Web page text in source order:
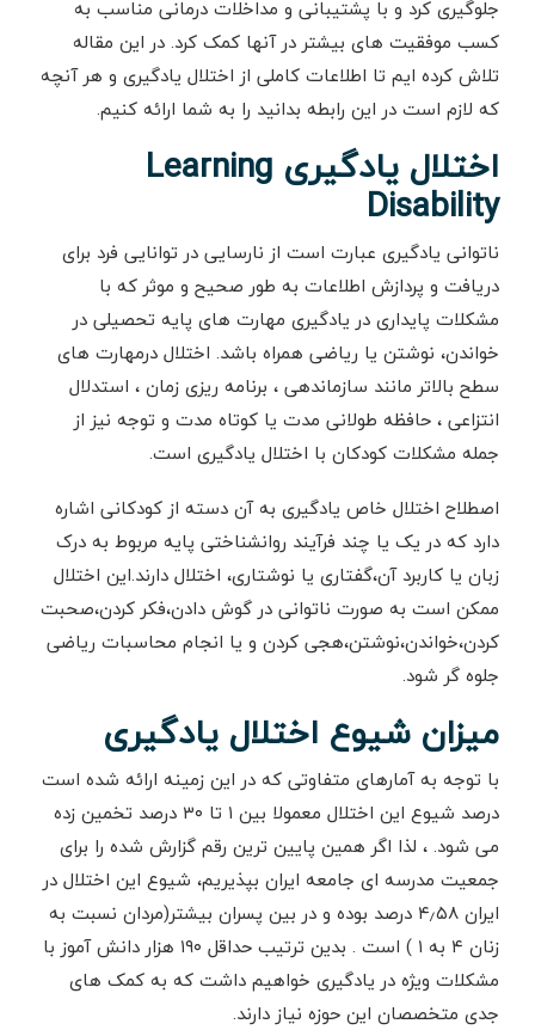
جلوگیری کرد و با پشتیبانی و مداخلات درمانی مناسب به
کسب موفقیت های بیشتر در آنها کمک کرد. در این مقاله
تلاش کرده ایم تا اطلاعات کاملی از اختلال یادگیری و هر آنچه
که لازم است در این رابطه بدانید را به شما ارائه کنیم.
اختلال یادگیری Learning
Disability
ناتوانی یادگیری عبارت است از نارسایی در توانایی فرد برای
دریافت و پردازش اطلاعات به طور صحیح و موثر که با
مشکلات پایداری در یادگیری مهارت های پایه تحصیلی در
خواندن، نوشتن یا ریاضی همراه باشد. اختلال درمهارت های
سطح بالاتر مانند سازماندهی ، برنامه ریزی زمان ، استدلال
انتزاعی ، حافظه طولانی مدت یا کوتاه مدت و توجه نیز از
جمله مشکلات کودکان با اختلال یادگیری است.
اصطلاح اختلال خاص یادگیری به آن دسته از کودکانی اشاره
دارد که در یک یا چند فرآیند روانشناختی پایه مربوط به درک
زبان یا کاربرد آن،گفتاری یا نوشتاری، اختلال دارند.این اختلال
ممکن است به صورت ناتوانی در گوش دادن،فکر کردن،صحبت
کردن،خواندن،نوشتن،هجی کردن و یا انجام محاسبات ریاضی
جلوه گر شود.
میزان شیوع اختلال یادگیری
با توجه به آمارهای متفاوتی که در این زمینه ارائه شده است
درصد شیوع این اختلال معمولا بین ۱ تا ۳۰ درصد تخمین زده
می شود. ، لذا اگر همین پایین ترین رقم گزارش شده را برای
جمعیت مدرسه ای جامعه ایران بپذیریم، شیوع این اختلال در
ایران ۴٫۵۸ درصد بوده و در بین پسران بیشتر(مردان نسبت به
زنان ۴ به ۱ ) است . بدین ترتیب حداقل ۱۹۰ هزار دانش آموز با
مشکلات ویژه در یادگیری خواهیم داشت که به کمک های
جدی متخصصان این حوزه نیاز دارند.